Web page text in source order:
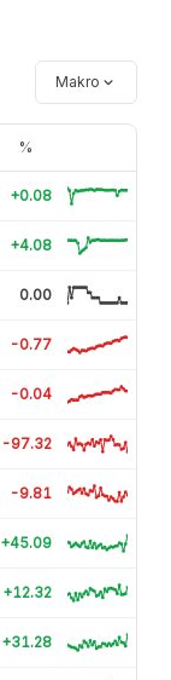
Makro
%
+0.08
+4.08
0.00
-0.77
-0.04
-97.32
-9.81
+45.09
+12.32
+31.28